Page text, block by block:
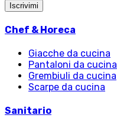
Iscrivimi
Chef & Horeca
Giacche da cucina
Pantaloni da cucina
Grembiuli da cucina
Scarpe da cucina
Sanitario